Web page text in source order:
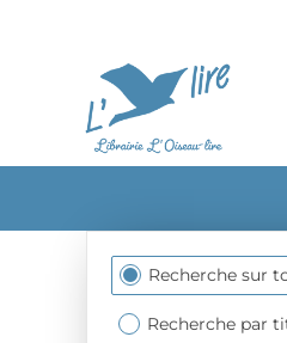
Section
des
filtres
Recherche sur
Recherche par